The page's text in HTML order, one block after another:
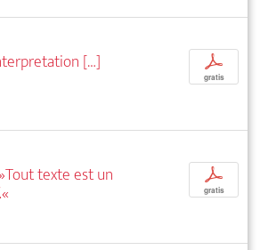
[…]
p
gratis
texte est un
p
gratis